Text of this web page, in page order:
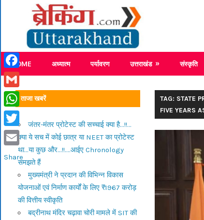
content
Breaking News Uttarakhand
HOME अध्यात्म पर्यावरण उत्तराखंड संस्कृति
TAG: STATE
FIVE YEARS
ताजा खबरें
जंतर-मंतर प्रोटेस्ट की सच्चाई क्या है…!!…
क्या ये सच में कोई छात्र या NEET का प्रोटेस्ट
था…या कुछ और…!!….आईए Chronology
समझते हैं
मुख्यमंत्री ने प्रदान की विभिन्न विकास
योजनाओं एवं निर्माण कार्यों के लिए ₹1967 करोड़
की वित्तीय स्वीकृति
बद्रीनाथ मंदिर चढ़ावा चोरी मामले में SIT की
Facebook
Gmail
WhatsApp
Twitter
Email
Share